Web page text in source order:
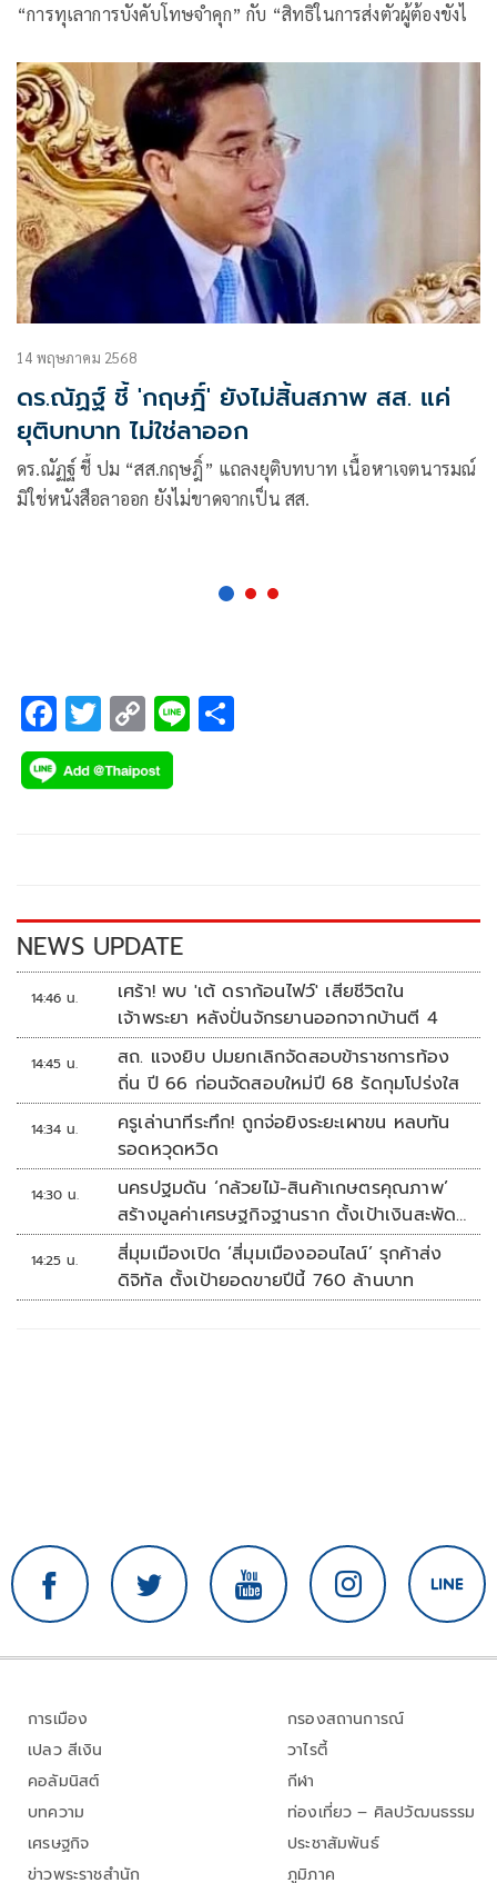
“การทุเลาการบังคับโทษจำคุก” กับ “สิทธิในการส่งตัวผู้ต้องขังไ
14 พฤษภาคม 2568
ดร.ณัฏฐ์ ชี้ 'กฤษฎิ์' ยังไม่สิ้นสภาพ สส. แค่
ยุติบทบาท ไม่ใช่ลาออก
ดร.ณัฏฐ์ ชี้ ปม “สส.กฤษฎิ์” แถลงยุติบทบาท เนื้อหาเจตนารมณ์
มิใช่หนังสือลาออก ยังไม่ขาดจากเป็น สส.
F
ac
e
k
T
wi
tt
C
o
p
k
Li
NEWS UPDATE
14:46 น.
เศร้า! พบ 'เต้ ดราก้อนไฟว์' เสียชีวิตใน
เจ้าพระยา หลังปั่นจักรยานออกจากบ้านตี 4
14:45 น.
สถ. แจงยิบ ปมยกเลิกจัดสอบข้าราชการท้อง
ถิ่น ปี 66 ก่อนจัดสอบใหม่ปี 68 รัดกุมโปร่งใส
14:34 น.
ครูเล่านาทีระทึก! ถูกจ่อยิงระยะเผาขน หลบทัน
รอดหวุดหวิด
14:30 น.
นครปฐมดัน ‘กล้วยไม้-สินค้าเกษตรคุณภาพ’
สร้างมูลค่าเศรษฐกิจฐานราก ตั้งเป้าเงินสะพัด
10 ล้านบาท
14:25 น.
สี่มุมเมืองเปิด ‘สี่มุมเมืองออนไลน์’ รุกค้าส่ง
ดิจิทัล ตั้งเป้ายอดขายปีนี้ 760 ล้านบาท
การเมือง
เปลว สีเงิน
คอลัมนิสต์
บทความ
เศรษฐกิจ
ข่าวพระราชสำนัก
กรองสถานการณ์
วาไรตี้
กีฬา
ท่องเที่ยว – ศิลปวัฒนธรรม
ประชาสัมพันธ์
ภูมิภาค